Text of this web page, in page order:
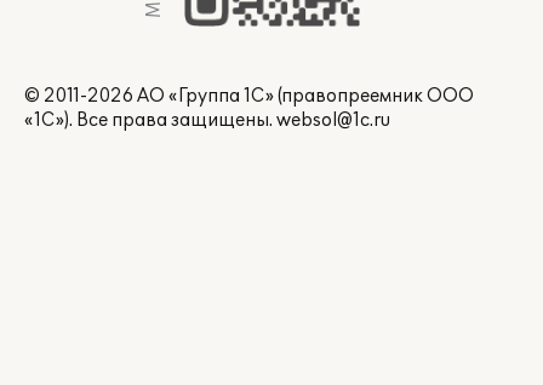
© 2011-2026 АО «Группа 1С» (правопреемник ООО
«1С»). Все права защищены. websol@1c.ru